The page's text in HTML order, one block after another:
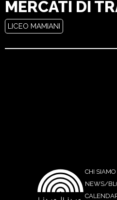
MERCATI DI
LICEO MAMIANI
CHI SIAMO
NEWS/